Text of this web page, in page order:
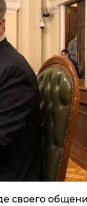
своего